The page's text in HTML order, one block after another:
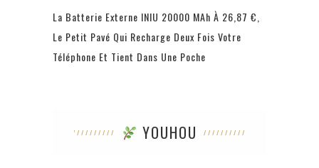
La Batterie Externe INIU 20000 MAh À 26,87 €,
Le Petit Pavé Qui Recharge Deux Fois Votre
Téléphone Et Tient Dans Une Poche
YOUHOU